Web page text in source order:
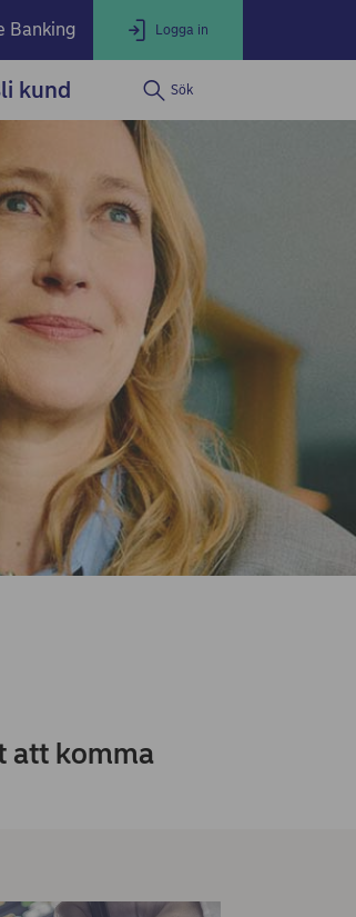
Banking Logga in
in i nätbanken
Business
kund Sök
att komma